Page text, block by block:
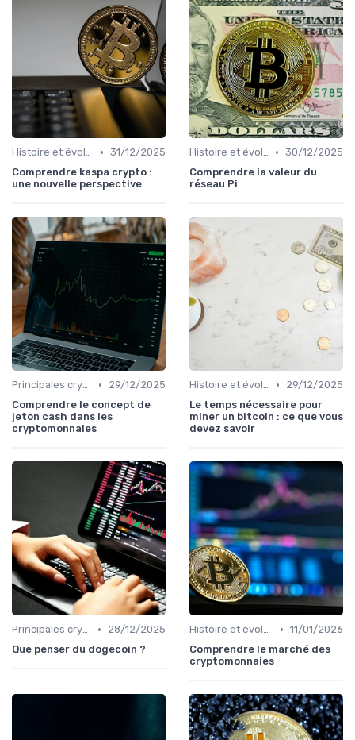
Histoire et évolution du marché des cryptos • 31/12/2025
Comprendre kaspa crypto :
une nouvelle perspective
Histoire et évolution du marché des cryptos • 30/12/2025
Comprendre la valeur du
réseau Pi
Principales cryptomonnaies pour l'investissement •
29/12/2025
Comprendre le concept de
jeton cash dans les
cryptomonnaies
Histoire et évolution du marché des cryptos •
29/12/2025
Le temps nécessaire pour
miner un bitcoin : ce que vous
devez savoir
Principales cryptomonnaies pour l'investissement •
28/12/2025
Que penser du dogecoin ?
Histoire et évolution du marché des cryptos • 11/01/2026
Comprendre le marché des
cryptomonnaies